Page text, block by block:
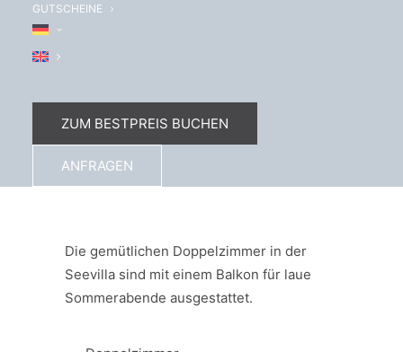
GUTSCHEINE
ZUM BESTPREIS BUCHEN
ANFRAGEN
Alles auf einen Blick
Die gemütlichen Doppelzimmer in der
Seevilla sind mit einem Balkon für laue
Sommerabende ausgestattet.